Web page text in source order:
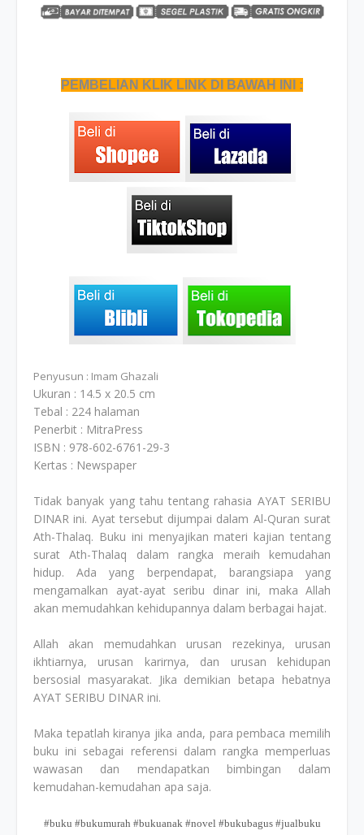
PEMBELIAN KLIK LINK DI BAWAH INI :
Penyusun : Imam Ghazali
Ukuran : 14.5 x 20.5 cm
Tebal : 224 halaman
Penerbit : MitraPress
ISBN : 978-602-6761-29-3
Kertas : Newspaper
Tidak banyak yang tahu tentang rahasia AYAT SERIBU
DINAR ini. Ayat tersebut dijumpai dalam Al-Quran surat
Ath-Thalaq. Buku ini menyajikan materi kajian tentang
surat Ath-Thalaq dalam rangka meraih kemudahan
hidup. Ada yang berpendapat, barangsiapa yang
mengamalkan ayat-ayat seribu dinar ini, maka Allah
akan memudahkan kehidupannya dalam berbagai hajat.
Allah akan memudahkan urusan rezekinya, urusan
ikhtiarnya, urusan karirnya, dan urusan kehidupan
bersosial masyarakat. Jika demikian betapa hebatnya
AYAT SERIBU DINAR ini.
Maka tepatlah kiranya jika anda, para pembaca memilih
buku ini sebagai referensi dalam rangka memperluas
wawasan dan mendapatkan bimbingan dalam
kemudahan-kemudahan apa saja.
#buku #bukumurah #bukuanak #novel #bukubagus #jualbuku